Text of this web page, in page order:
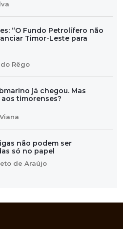
“O Fundo Petrolífero não
Timor-Leste para
Rêgo
já chegou. Mas
timorenses?
não podem ser
só no papel
de Araújo